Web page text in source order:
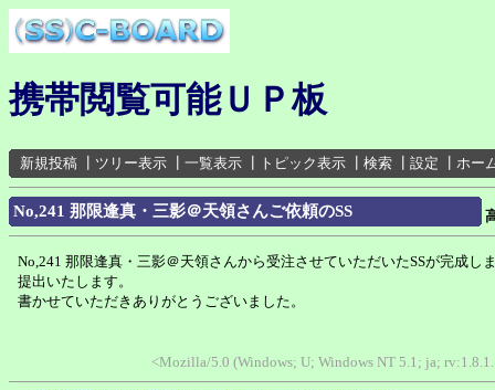
携帯閲覧可能ＵＰ板
新規投稿 ツリー表示 一覧表示 トピック表示 検索 設定 ホー
No,241 那限逢真・三影＠天領さんご依頼のSS
No,241 那限逢真・三影＠天領さんから受注させていただいたSSが完成し
提出いたします。
書かせていただきありがとうございました。
<Mozilla/5.0 (Windows; U; Windows NT 5.1; ja;